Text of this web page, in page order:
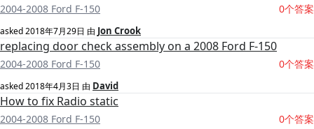
2004-2008 Ford F-150 0个答案
asked2018年7月29日 由 Jon Crook
replacing door check assembly on a 2008 Ford F-150
2004-2008 Ford F-150 0个答案
asked2018年4月3日 由 David
How to fix Radio static
2004-2008 Ford F-150 0个答案